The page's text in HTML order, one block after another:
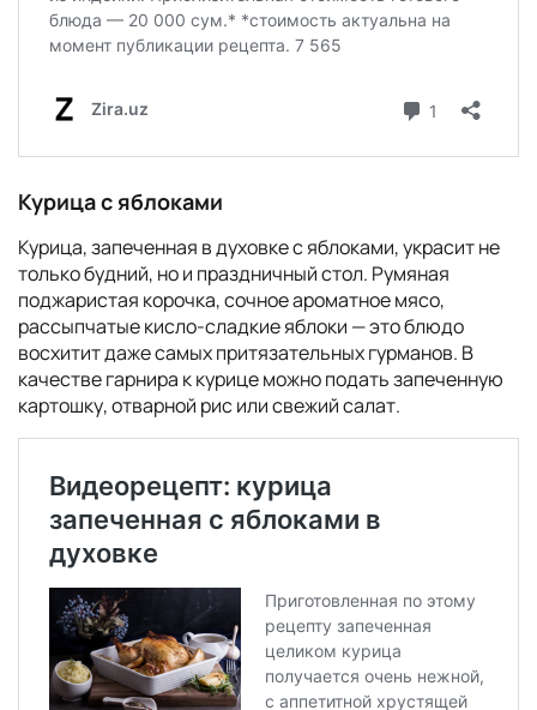
Курица с яблоками
Курица, запеченная в духовке с яблоками, украсит не
только будний, но и праздничный стол. Румяная
поджаристая корочка, сочное ароматное мясо,
рассыпчатые кисло-сладкие яблоки — это блюдо
восхитит даже самых притязательных гурманов. В
качестве гарнира к курице можно подать запеченную
картошку, отварной рис или свежий салат.